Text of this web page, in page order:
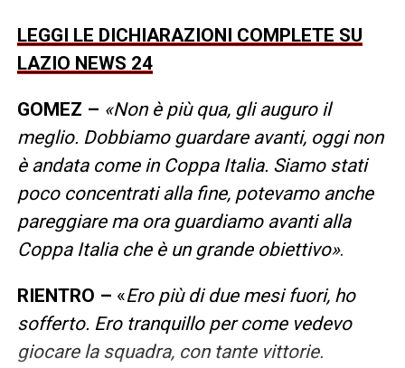
LEGGI LE DICHIARAZIONI COMPLETE SU
LAZIO NEWS 24
GOMEZ – «Non è più qua, gli auguro il
meglio. Dobbiamo guardare avanti, oggi non
è andata come in Coppa Italia. Siamo stati
poco concentrati alla fine, potevamo anche
pareggiare ma ora guardiamo avanti alla
Coppa Italia che è un grande obiettivo».
RIENTRO – «Ero più di due mesi fuori, ho
sofferto. Ero tranquillo per come vedevo
giocare la squadra, con tante vittorie.